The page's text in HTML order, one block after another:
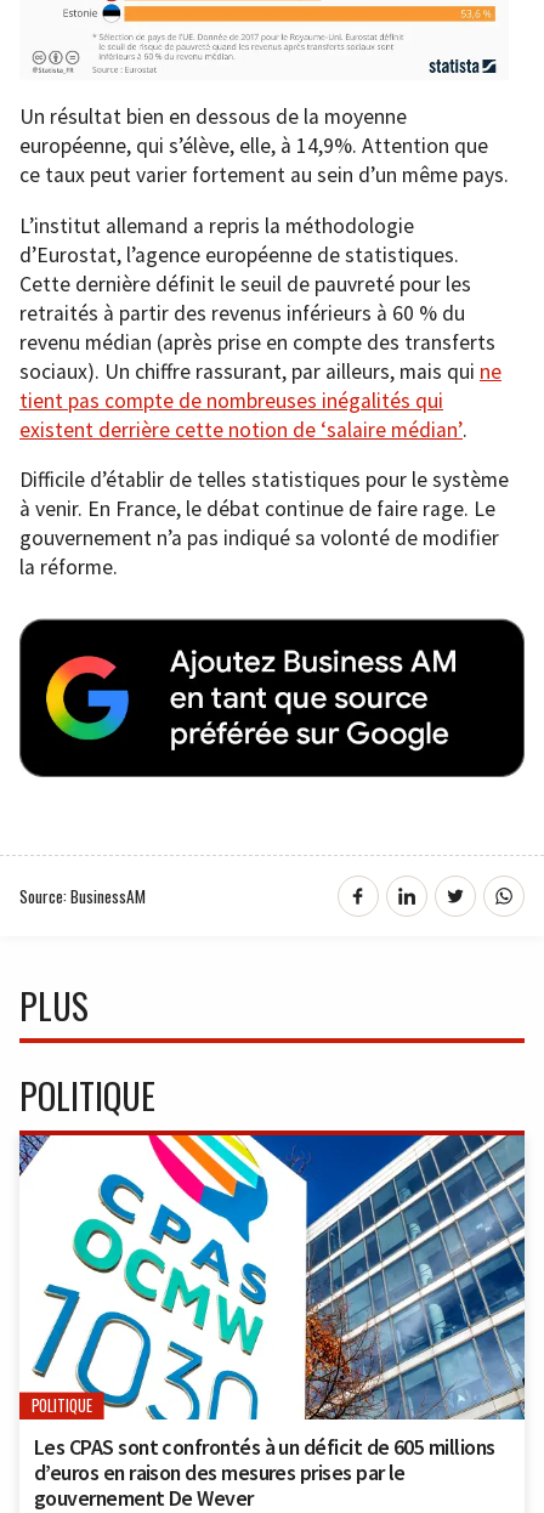
Un résultat bien en dessous de la moyenne
européenne, qui s’élève, elle, à 14,9%. Attention que
ce taux peut varier fortement au sein d’un même pays.
L’institut allemand a repris la méthodologie
d’Eurostat, l’agence européenne de statistiques.
Cette dernière définit le seuil de pauvreté pour les
retraités à partir des revenus inférieurs à 60 % du
revenu médian (après prise en compte des transferts
sociaux). Un chiffre rassurant, par ailleurs, mais qui ne
tient pas compte de nombreuses inégalités qui
existent derrière cette notion de ‘salaire médian’.
Difficile d’établir de telles statistiques pour le système
à venir. En France, le débat continue de faire rage. Le
gouvernement n’a pas indiqué sa volonté de modifier
la réforme.
Source: BusinessAM
PLUS
POLITIQUE
POLITIQUE
Les CPAS sont confrontés à un déficit de 605 millions
d’euros en raison des mesures prises par le
gouvernement De Wever